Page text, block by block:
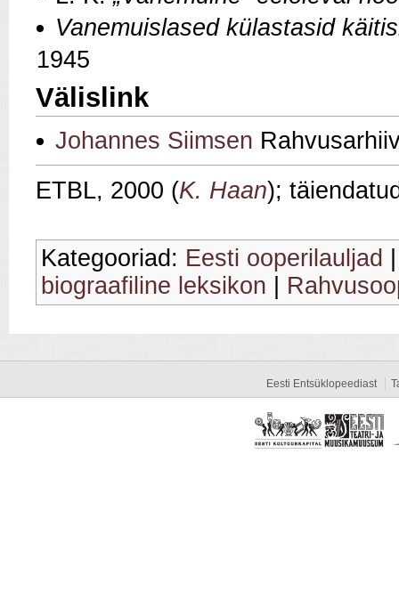
Vanemuislased külastasid
1945
Välislink
Johannes Siimsen
ETBL, 2000 (K. Haan);
Kategooriad: Eesti ooperilauljad
biograafiline leksikon
Eesti Entsüklopeediast